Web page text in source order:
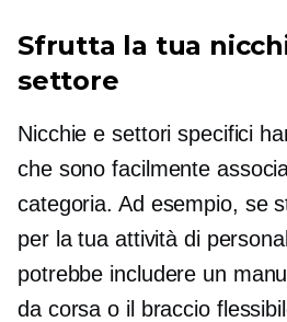
Sfrutta la tua
settore
Nicchie e settori specifici
che sono facilmente
categoria. Ad esempio, se
per la tua attività di
potrebbe includere un
da corsa o il braccio